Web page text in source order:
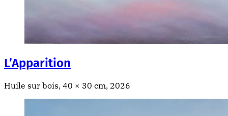
L’Apparition
Huile sur bois, 40 × 30 cm, 2026